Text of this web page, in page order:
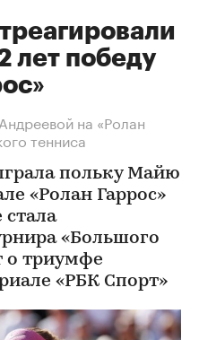
лет победу
на «Ролан
тенниса
польку Майю
«Ролан Гаррос»
стала
«Большого
о триумфе
«РБК Спорт»